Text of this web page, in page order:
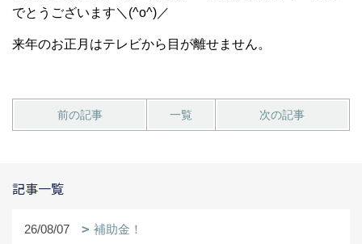
でとうございます＼(^o^)／
来年のお正月はテレビから目が離せません。
前の記事 一覧 次の記事
記事一覧
26/08/07 補助金！